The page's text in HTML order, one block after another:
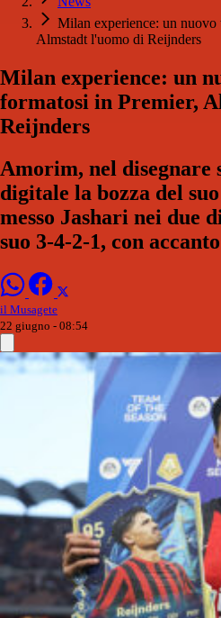
Milan experience: un nuovo
Almstadt l'uomo di Reijnders
Milan experience: un
formatosi in Premier,
Reijnders
Amorim, nel disegnare
digitale la bozza del
messo Jashari nei due
suo 3-4-2-1, con
il Musagete
22 giugno - 08:54